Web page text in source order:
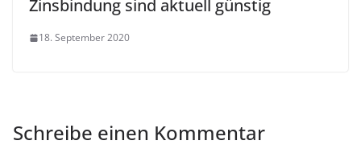
Zinsbindung sind aktuell günstig
18. September 2020
Schreibe einen Kommentar